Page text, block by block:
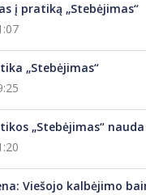
į pratiką „Stebėjimas“
„Stebėjimas“
„Stebėjimas“ nauda
Viešojo kalbėjimo